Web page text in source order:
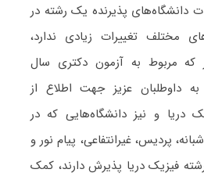
دانشگاه‌های پذیرنده یک رشته در
مختلف تغییرات زیادی ندارد،
که مربوط به آزمون دکتری سال
داوطلبان عزیز جهت اطلاع از
درﻳﺎ و نیز دانشگاه‌هایی که در
پردیس، غیرانتفاعی، پیام نور و
فیزیک درﻳﺎ پذیرش دارند، کمک